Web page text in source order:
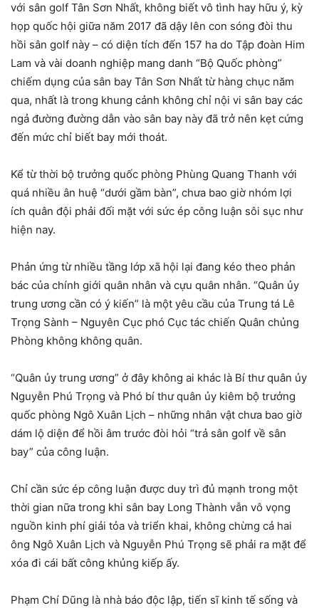
với sân golf Tân Sơn Nhất, không biết vô tình hay hữu ý, kỳ
họp quốc hội giữa năm 2017 đã dậy lên con sóng đòi thu
hồi sân golf này – có diện tích đến 157 ha do Tập đoàn Him
Lam và vài doanh nghiệp mang danh “Bộ Quốc phòng”
chiếm dụng của sân bay Tân Sơn Nhất từ hàng chục năm
qua, nhất là trong khung cảnh không chỉ nội vi sân bay các
ngả đường đường dẫn vào sân bay này đã trở nên kẹt cứng
đến mức chỉ biết bay mới thoát.
Kể từ thời bộ trưởng quốc phòng Phùng Quang Thanh với
quá nhiều ân huệ “dưới gầm bàn”, chưa bao giờ nhóm lợi
ích quân đội phải đối mặt với sức ép công luận sôi sục như
hiện nay.
Phản ứng từ nhiều tầng lớp xã hội lại đang kéo theo phản
bác của chính giới quân nhân và cựu quân nhân. “Quân ủy
trung ương cần có ý kiến” là một yêu cầu của Trung tá Lê
Trọng Sành – Nguyên Cục phó Cục tác chiến Quân chủng
Phòng không không quân.
“Quân ủy trung ương” ở đây không ai khác là Bí thư quân ủy
Nguyễn Phú Trọng và Phó bí thư quân ủy kiêm bộ trưởng
quốc phòng Ngô Xuân Lịch – những nhân vật chưa bao giờ
dám lộ diện để hồi âm trước đòi hỏi “trả sân golf về sân
bay” của công luận.
Chỉ cần sức ép công luận được duy trì đủ mạnh trong một
thời gian nữa trong khi sân bay Long Thành vẫn vô vọng
nguồn kinh phí giải tỏa và triển khai, không chừng cả hai
ông Ngô Xuân Lịch và Nguyễn Phú Trọng sẽ phải ra mặt để
xóa đi cái bất công khủng kiếp ấy.
Phạm Chí Dũng là nhà báo độc lập, tiến sĩ kinh tế sống và